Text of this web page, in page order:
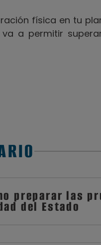
física en tu
a permitir
preparar las
del Estado